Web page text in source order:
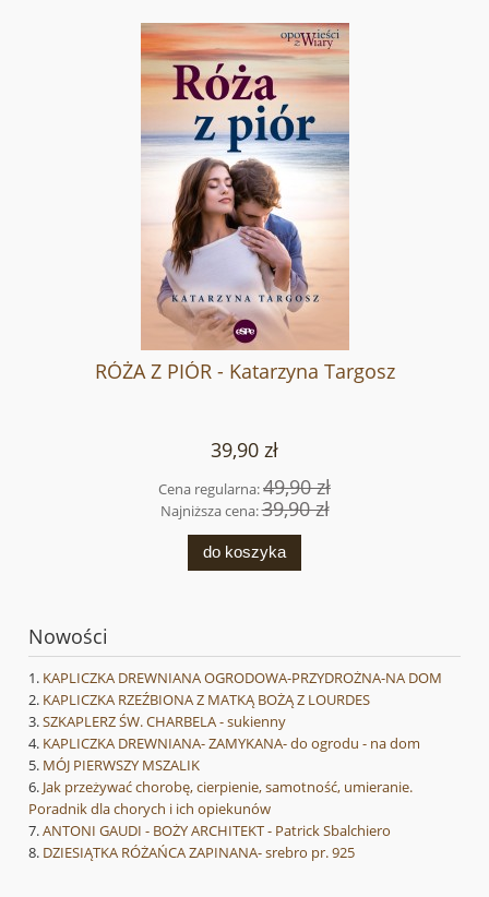
RÓŻA Z PIÓR - Katarzyna Targosz
39,90 zł
Cena regularna:49,90 zł
Najniższa cena:39,90 zł
do koszyka
Nowości
KAPLICZKA DREWNIANA OGRODOWA-PRZYDROŻNA-NA DOM
KAPLICZKA RZEŹBIONA Z MATKĄ BOŻĄ Z LOURDES
SZKAPLERZ ŚW. CHARBELA - sukienny
KAPLICZKA DREWNIANA- ZAMYKANA- do ogrodu - na dom
MÓJ PIERWSZY MSZALIK
Jak przeżywać chorobę, cierpienie, samotność, umieranie.
Poradnik dla chorych i ich opiekunów
ANTONI GAUDI - BOŻY ARCHITEKT - Patrick Sbalchiero
DZIESIĄTKA RÓŻAŃCA ZAPINANA- srebro pr. 925